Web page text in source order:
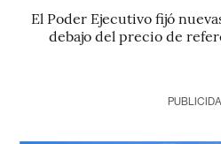
El Poder Ejecutivo fijó
debajo del precio de